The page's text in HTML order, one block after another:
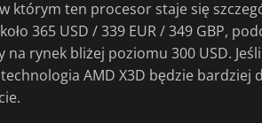
którym ten procesor staje się
365 USD / 339 EUR / 349 GBP,
rynek bliżej poziomu 300 USD.
AMD X3D będzie